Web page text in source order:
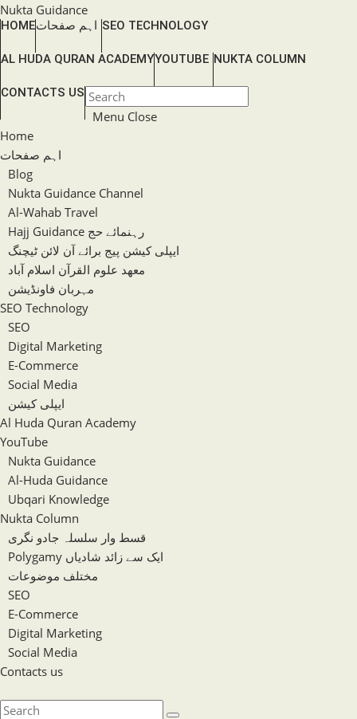
Skip
to
Nukta Guidance
HOMEاہم صفحات SEO TECHNOLOGY
AL HUDA QURAN ACADEMYYOUTUBE NUKTA COLUMN
CONTACTS USTOGGLE
WEBSITE
SEARCH
Menu Close
Home
اہم صفحات
Blog
Nukta Guidance Channel
Al-Wahab Travel
Hajj Guidance رہنمائے حج
ایپلی کیشن پیج برائے آن لائن ٹیچنگ
معھد علوم القرآن اسلام آباد
مہربان فاونڈیشن
SEO Technology
SEO
Digital Marketing
E-Commerce
Social Media
ایپلی کیشن
Al Huda Quran Academy
YouTube
Nukta Guidance
Al-Huda Guidance
Ubqari Knowledge
Nukta Column
قسط وار سلسلہ جادو نگری
Polygamy ایک سے زائد شادیاں
مختلف موضوعات
SEO
E-Commerce
Digital Marketing
Social Media
Contacts us
website
Search